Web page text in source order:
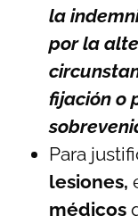
la
por la
fijación o
Para
lesiones,
médicos